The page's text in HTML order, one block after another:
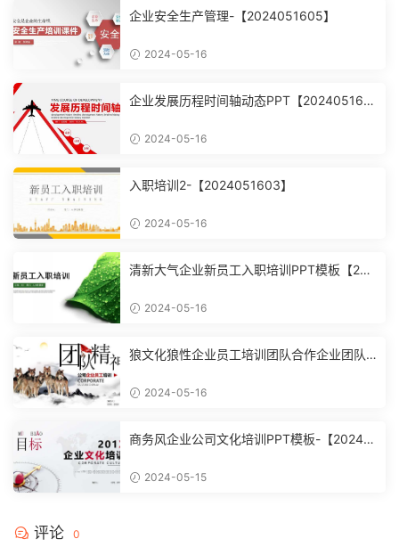
企业安全生产管理-【2024051605】
2024-05-16
企业发展历程时间轴动态PPT【202405160
2024-05-16
入职培训2-【2024051603】
2024-05-16
清新大气企业新员工入职培训PPT模板【202
2024-05-16
狼文化狼性企业员工培训团队合作企业团队
2024-05-16
商务风企业公司文化培训PPT模板-【20240
2024-05-15
评论 0